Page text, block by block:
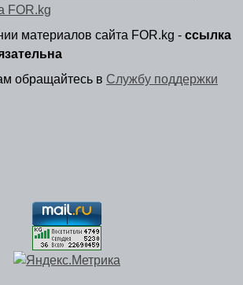
FOR.kg
материалов сайта FOR.kg - ссылка
обращайтесь в Службу поддержки